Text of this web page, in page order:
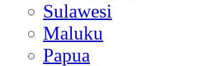
Sulawesi
Maluku
Papua